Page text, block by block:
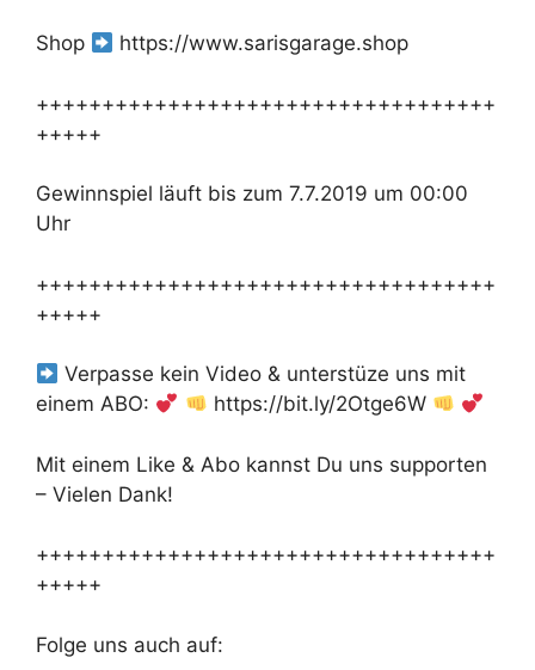
Shop https://www.sarisgarage.shop
+++++++++++++++++++++++++++++++++++
+++++
Gewinnspiel läuft bis zum 7.7.2019 um 00:00
Uhr
+++++++++++++++++++++++++++++++++++
+++++
Verpasse kein Video & unterstüze uns mit
einem ABO:
https://bit.ly/2Otge6W
Mit einem Like & Abo kannst Du uns supporten
– Vielen Dank!
+++++++++++++++++++++++++++++++++++
+++++
Folge uns auch auf: